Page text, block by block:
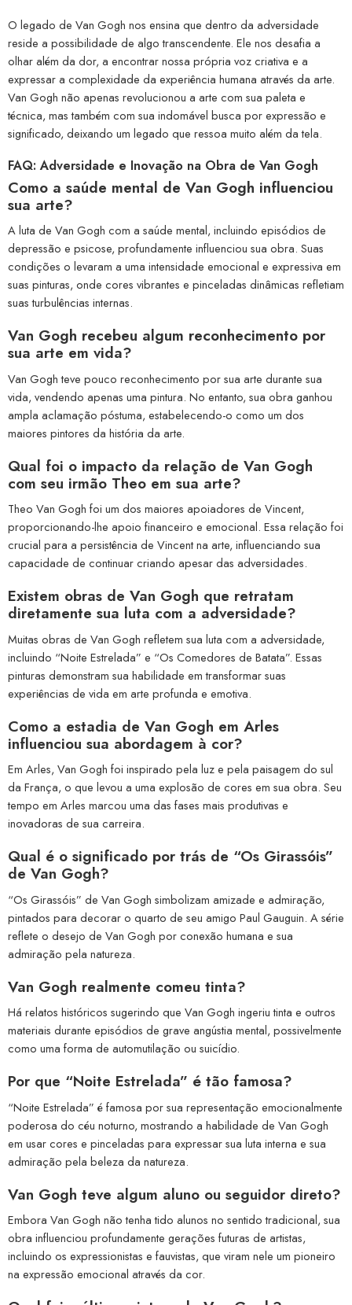
O legado de Van Gogh nos ensina que dentro da adversidade
reside a possibilidade de algo transcendente. Ele nos desafia a
olhar além da dor, a encontrar nossa própria voz criativa e a
expressar a complexidade da experiência humana através da arte.
Van Gogh não apenas revolucionou a arte com sua paleta e
técnica, mas também com sua indomável busca por expressão e
significado, deixando um legado que ressoa muito além da tela.
FAQ: Adversidade e Inovação na Obra de Van Gogh
Como a saúde mental de Van Gogh influenciou
sua arte?
A luta de Van Gogh com a saúde mental, incluindo episódios de
depressão e psicose, profundamente influenciou sua obra. Suas
condições o levaram a uma intensidade emocional e expressiva em
suas pinturas, onde cores vibrantes e pinceladas dinâmicas refletiam
suas turbulências internas.
Van Gogh recebeu algum reconhecimento por
sua arte em vida?
Van Gogh teve pouco reconhecimento por sua arte durante sua
vida, vendendo apenas uma pintura. No entanto, sua obra ganhou
ampla aclamação póstuma, estabelecendo-o como um dos
maiores pintores da história da arte.
Qual foi o impacto da relação de Van Gogh
com seu irmão Theo em sua arte?
Theo Van Gogh foi um dos maiores apoiadores de Vincent,
proporcionando-lhe apoio financeiro e emocional. Essa relação foi
crucial para a persistência de Vincent na arte, influenciando sua
capacidade de continuar criando apesar das adversidades.
Existem obras de Van Gogh que retratam
diretamente sua luta com a adversidade?
Muitas obras de Van Gogh refletem sua luta com a adversidade,
incluindo “Noite Estrelada” e “Os Comedores de Batata”. Essas
pinturas demonstram sua habilidade em transformar suas
experiências de vida em arte profunda e emotiva.
Como a estadia de Van Gogh em Arles
influenciou sua abordagem à cor?
Em Arles, Van Gogh foi inspirado pela luz e pela paisagem do sul
da França, o que levou a uma explosão de cores em sua obra. Seu
tempo em Arles marcou uma das fases mais produtivas e
inovadoras de sua carreira.
Qual é o significado por trás de “Os Girassóis”
de Van Gogh?
“Os Girassóis” de Van Gogh simbolizam amizade e admiração,
pintados para decorar o quarto de seu amigo Paul Gauguin. A série
reflete o desejo de Van Gogh por conexão humana e sua
admiração pela natureza.
Van Gogh realmente comeu tinta?
Há relatos históricos sugerindo que Van Gogh ingeriu tinta e outros
materiais durante episódios de grave angústia mental, possivelmente
como uma forma de automutilação ou suicídio.
Por que “Noite Estrelada” é tão famosa?
“Noite Estrelada” é famosa por sua representação emocionalmente
poderosa do céu noturno, mostrando a habilidade de Van Gogh
em usar cores e pinceladas para expressar sua luta interna e sua
admiração pela beleza da natureza.
Van Gogh teve algum aluno ou seguidor direto?
Embora Van Gogh não tenha tido alunos no sentido tradicional, sua
obra influenciou profundamente gerações futuras de artistas,
incluindo os expressionistas e fauvistas, que viram nele um pioneiro
na expressão emocional através da cor.